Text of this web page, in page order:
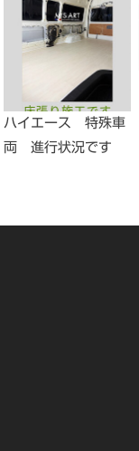
ハイエース 特殊車
両 進行状況です